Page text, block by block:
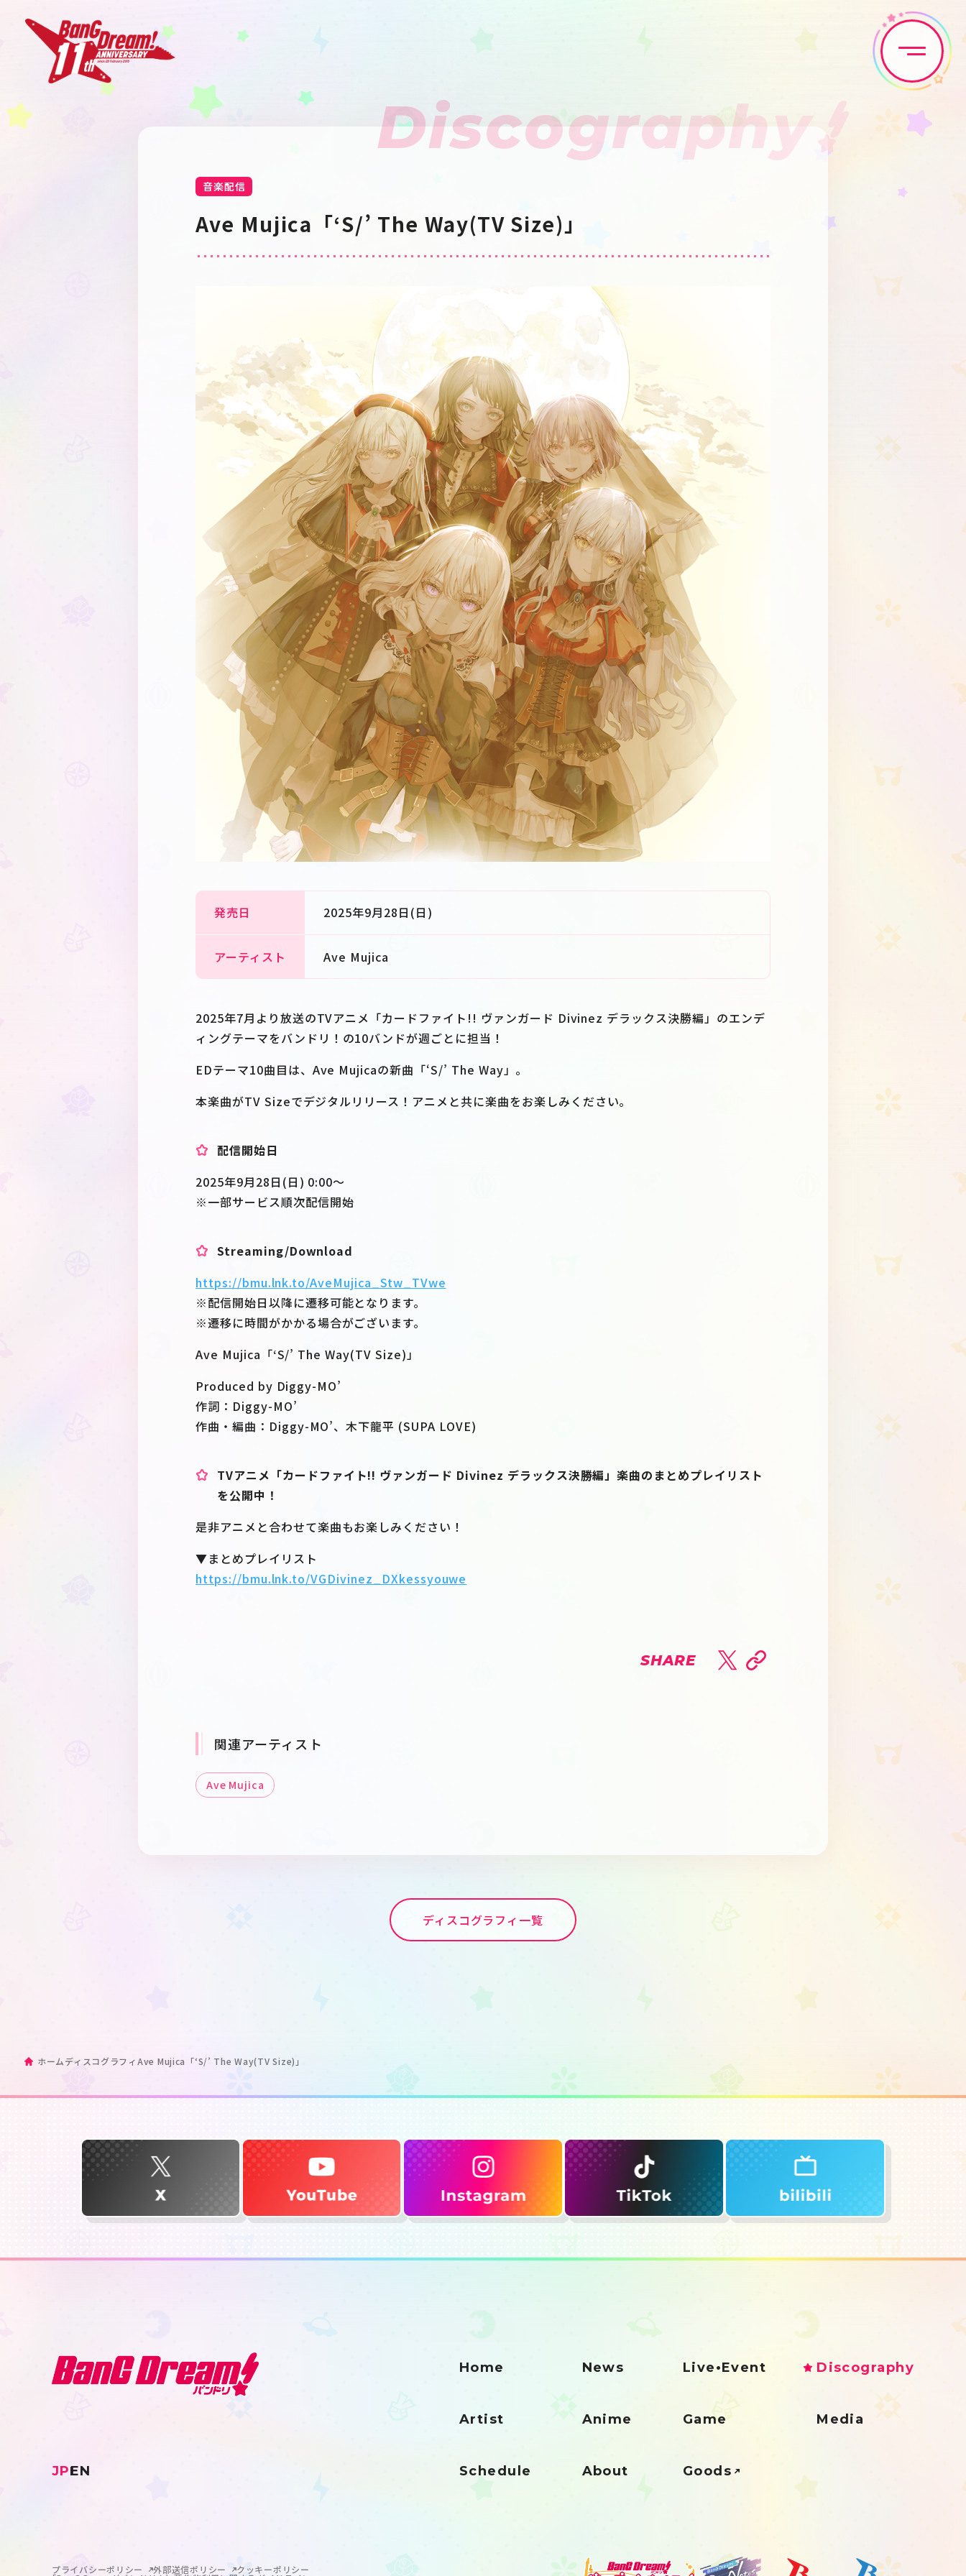
Home News
Live•Event
Anime
Discography
音楽配信
Ave Mujica「‘S/’ The Way(TV Size)」
発売日 2025年9月28日(日)
アーティスト Ave Mujica
2025年7月より放送のTVアニメ「カードファイト!! ヴァンガード Divinez デラックス決勝編」のエンデ
ィングテーマをバンドリ！の10バンドが週ごとに担当！
EDテーマ10曲目は、Ave Mujicaの新曲「‘S/’ The Way」。
本楽曲がTV Sizeでデジタルリリース！アニメと共に楽曲をお楽しみください。
配信開始日
2025年9月28日(日) 0:00〜
※一部サービス順次配信開始
Streaming/Download
https://bmu.lnk.to/AveMujica_Stw_TVwe
※配信開始日以降に遷移可能となります。
※遷移に時間がかかる場合がございます。
Ave Mujica「‘S/’ The Way(TV Size)」
Produced by Diggy-MO’
作詞：Diggy-MO’
作曲・編曲：Diggy-MO’、木下龍平 (SUPA LOVE)
TVアニメ「カードファイト!! ヴァンガード Divinez デラックス決勝編」楽曲のまとめプレイリスト
を公開中！
是非アニメと合わせて楽曲もお楽しみください！
▼まとめプレイリスト
https://bmu.lnk.to/VGDivinez_DXkessyouwe
SHARE
関連アーティスト
Ave Mujica
ディスコグラフィ一覧
ホームディスコグラフィAve Mujica「‘S/’ The Way(TV Size)」
Home News Live•Event Discography
Artist Anime Game Media
Schedule About Goods
JPEN
プライバシーポリシー 外部送信ポリシー クッキーポリシー